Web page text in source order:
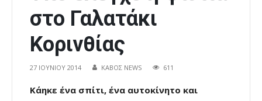
στο Γαλατάκι
Κορινθίας
27 ΙΟΥΝΊΟΥ 2014 ΚΑΒΟΣ NEWS 611
Κάηκε ένα σπίτι, ένα αυτοκίνητο και